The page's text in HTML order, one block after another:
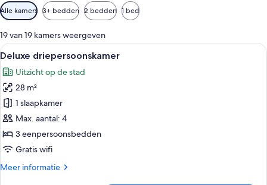
Beschikbare
filters
voor
kamers
Alle kamers 3+ bedden 2 bedden 1 bed
19 van 19 kamers weergeven
Alle
foto's
voor
Deluxe
driepersoonskamer
laden
Een hotelkamer met twee bedden,
10
Deluxe driepersoonskamer
Uitzicht op de stad
28 m²
1 slaapkamer
Max. aantal: 4
3 eenpersoonsbedden
Gratis wifi
Meer informatie
Meer